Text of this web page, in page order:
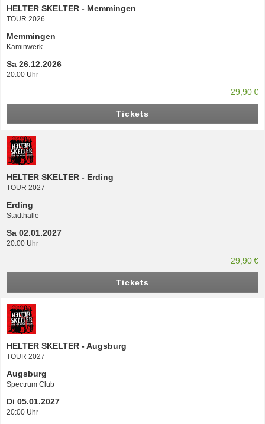
HELTER SKELTER - Memmingen
TOUR 2026
Memmingen
Kaminwerk
Sa 26.12.2026
20:00 Uhr
29,90 €
Tickets
HELTER SKELTER - Erding
TOUR 2027
Erding
Stadthalle
Sa 02.01.2027
20:00 Uhr
29,90 €
Tickets
HELTER SKELTER - Augsburg
TOUR 2027
Augsburg
Spectrum Club
Di 05.01.2027
20:00 Uhr